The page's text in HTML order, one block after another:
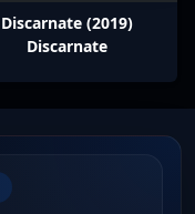
Discarnate (2019)
Discarnate